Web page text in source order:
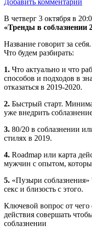
В четверг 3 октября в
«Тренды в соблазнении
Название говорит за
Что будем разбирать:
1. Что актуально и что
способов и подходов в
отказаться в 2019-2020.
2. Быстрый старт.
уже внедрить
3. 80/20 в соблазнении
стилях в 2019.
4. Roadmap или карта
мужчин с опытом,
5. «Пузыри соблазнения»
секс и близость с этого.
Ключевой вопрос от чего
действия совершать
соблазнении